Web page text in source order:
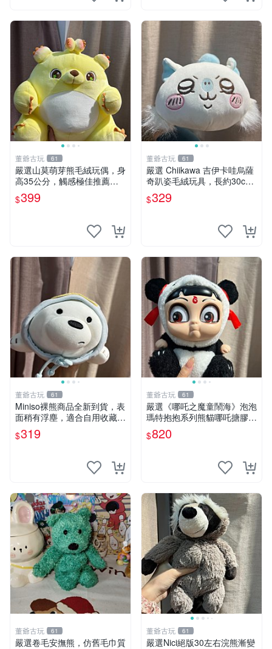
董爺古玩 61
嚴選山莫萌芽熊毛絨玩偶，身
高35公分，觸感極佳推薦收
藏 萌芽熊 毛絨玩偶 串珠玩偶
$399
董爺古玩 61
嚴選 Chiikawa 吉伊卡哇烏薩
奇趴姿毛絨玩具，長約30c
m，質地超軟適合收藏 烏薩
奇 Chiikawa 毛絨 超軟
$329
董爺古玩 61
Miniso裸熊商品全新到貨，表
面稍有浮塵，適合自用收藏嚴
選款。 裸熊 商品 裸熊玩偶
$319
董爺古玩 61
嚴選《哪吒之魔童鬧海》泡泡
瑪特抱抱系列熊貓哪吒搪膠臉
毛絨， STATE：如圖顯示 哪
吒 毛絨公仔 泡泡瑪特
$820
董爺古玩 61
嚴選卷毛安撫熊，仿舊毛巾質
董爺古玩 61
嚴選Nici絕版30左右浣熊漸變